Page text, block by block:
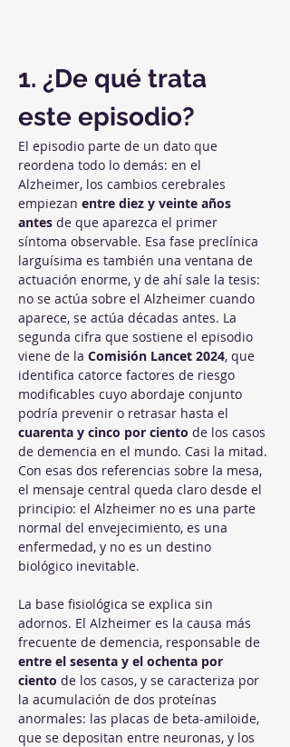
1. ¿De qué trata
este episodio?
El episodio parte de un dato que
reordena todo lo demás: en el
Alzheimer, los cambios cerebrales
empiezan entre diez y veinte años
antes de que aparezca el primer
síntoma observable. Esa fase preclínica
larguísima es también una ventana de
actuación enorme, y de ahí sale la tesis:
no se actúa sobre el Alzheimer cuando
aparece, se actúa décadas antes. La
segunda cifra que sostiene el episodio
viene de la Comisión Lancet 2024, que
identifica catorce factores de riesgo
modificables cuyo abordaje conjunto
podría prevenir o retrasar hasta el
cuarenta y cinco por ciento de los casos
de demencia en el mundo. Casi la mitad.
Con esas dos referencias sobre la mesa,
el mensaje central queda claro desde el
principio: el Alzheimer no es una parte
normal del envejecimiento, es una
enfermedad, y no es un destino
biológico inevitable.
La base fisiológica se explica sin
adornos. El Alzheimer es la causa más
frecuente de demencia, responsable de
entre el sesenta y el ochenta por
ciento de los casos, y se caracteriza por
la acumulación de dos proteínas
anormales: las placas de beta-amiloide,
que se depositan entre neuronas, y los